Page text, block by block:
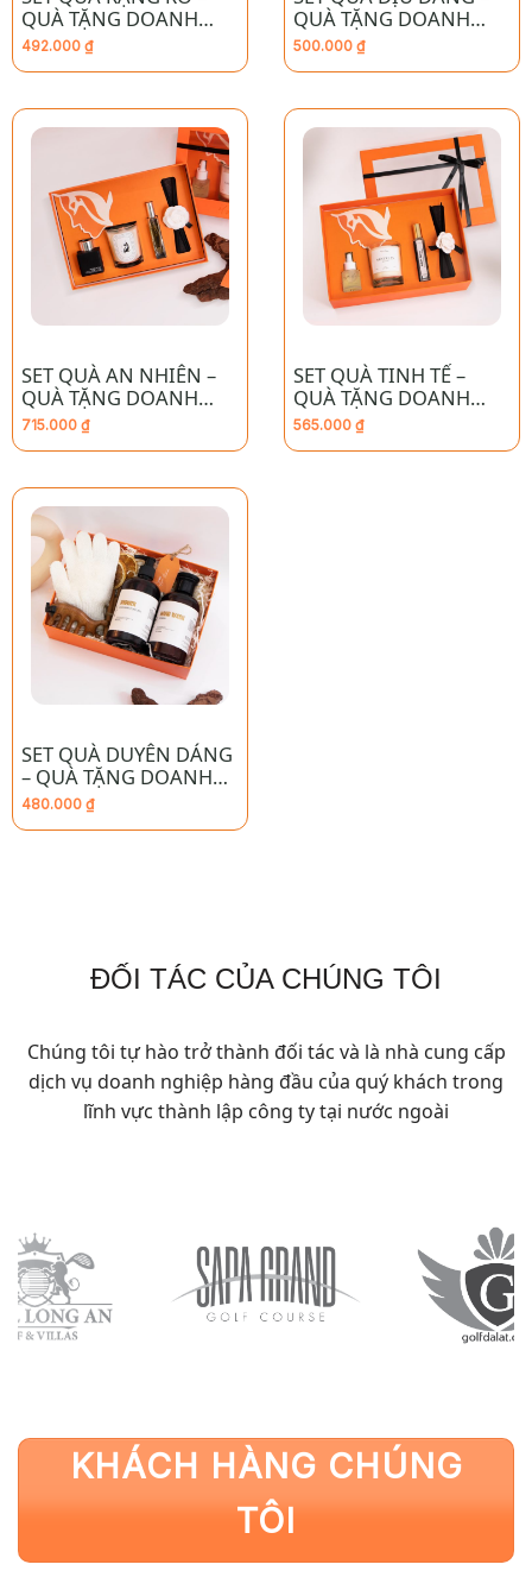
QUÀ TẶNG DOANH
NGHIỆP CAO CẤP
492.000 ₫
QUÀ TẶNG DOANH
NGHIỆP CAO CẤP
500.000 ₫
SET QUÀ AN NHIÊN –
QUÀ TẶNG DOANH
NGHIỆP CAO CẤP
715.000 ₫
SET QUÀ TINH TẾ –
QUÀ TẶNG DOANH
NGHIỆP CAO CẤP
565.000 ₫
SET QUÀ DUYÊN DÁNG
– QUÀ TẶNG DOANH
NGHIỆP CAO CẤP
480.000 ₫
ĐỐI TÁC CỦA CHÚNG TÔI
Chúng tôi tự hào trở thành đối tác và là nhà cung cấp
dịch vụ doanh nghiệp hàng đầu của quý khách trong
lĩnh vực thành lập công ty tại nước ngoài
KHÁCH HÀNG CHÚNG
TÔI